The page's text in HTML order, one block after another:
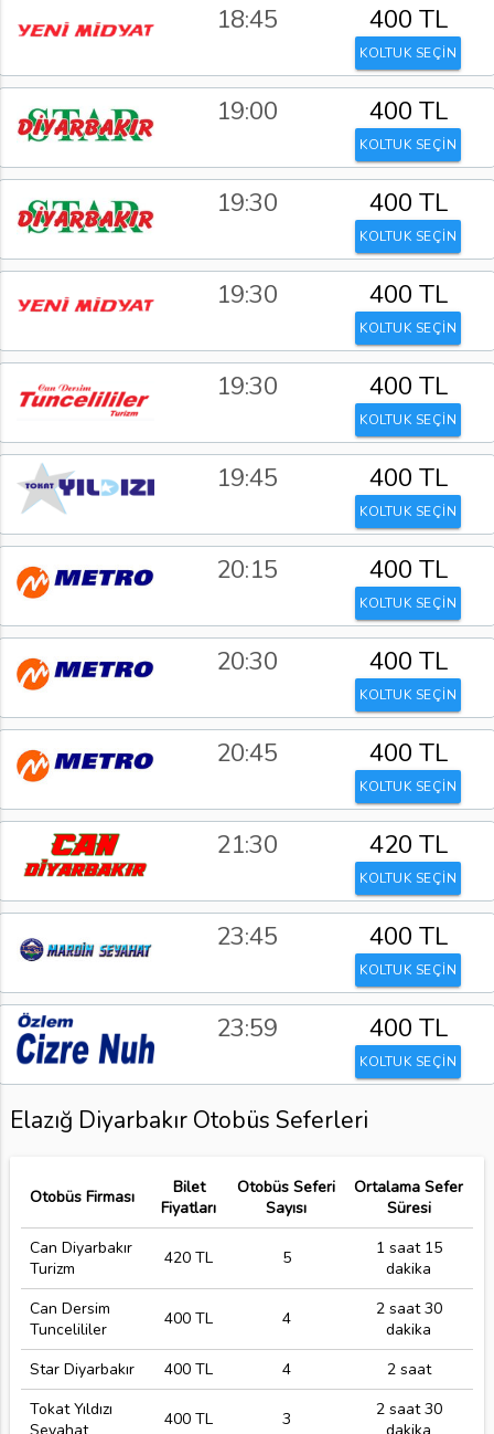
18:45 400 TL
KOLTUK SEÇİN
19:00 400 TL
KOLTUK SEÇİN
19:30 400 TL
KOLTUK SEÇİN
19:30 400 TL
KOLTUK SEÇİN
19:30 400 TL
KOLTUK SEÇİN
19:45 400 TL
KOLTUK SEÇİN
20:15 400 TL
KOLTUK SEÇİN
20:30 400 TL
KOLTUK SEÇİN
20:45 400 TL
KOLTUK SEÇİN
21:30 420 TL
KOLTUK SEÇİN
23:45 400 TL
KOLTUK SEÇİN
23:59 400 TL
KOLTUK SEÇİN
Elazığ Diyarbakır Otobüs Seferleri
Otobüs Firması
Bilet
Fiyatları
Otobüs Seferi
Sayısı
Ortalama Sefer
Süresi
Can Diyarbakır
Turizm
420 TL 5
1 saat 15
dakika
Can Dersim
Tuncelililer
400 TL 4
2 saat 30
dakika
Star Diyarbakır
400 TL 4
2 saat
Tokat Yıldızı
Seyahat
400 TL 3
2 saat 30
dakika